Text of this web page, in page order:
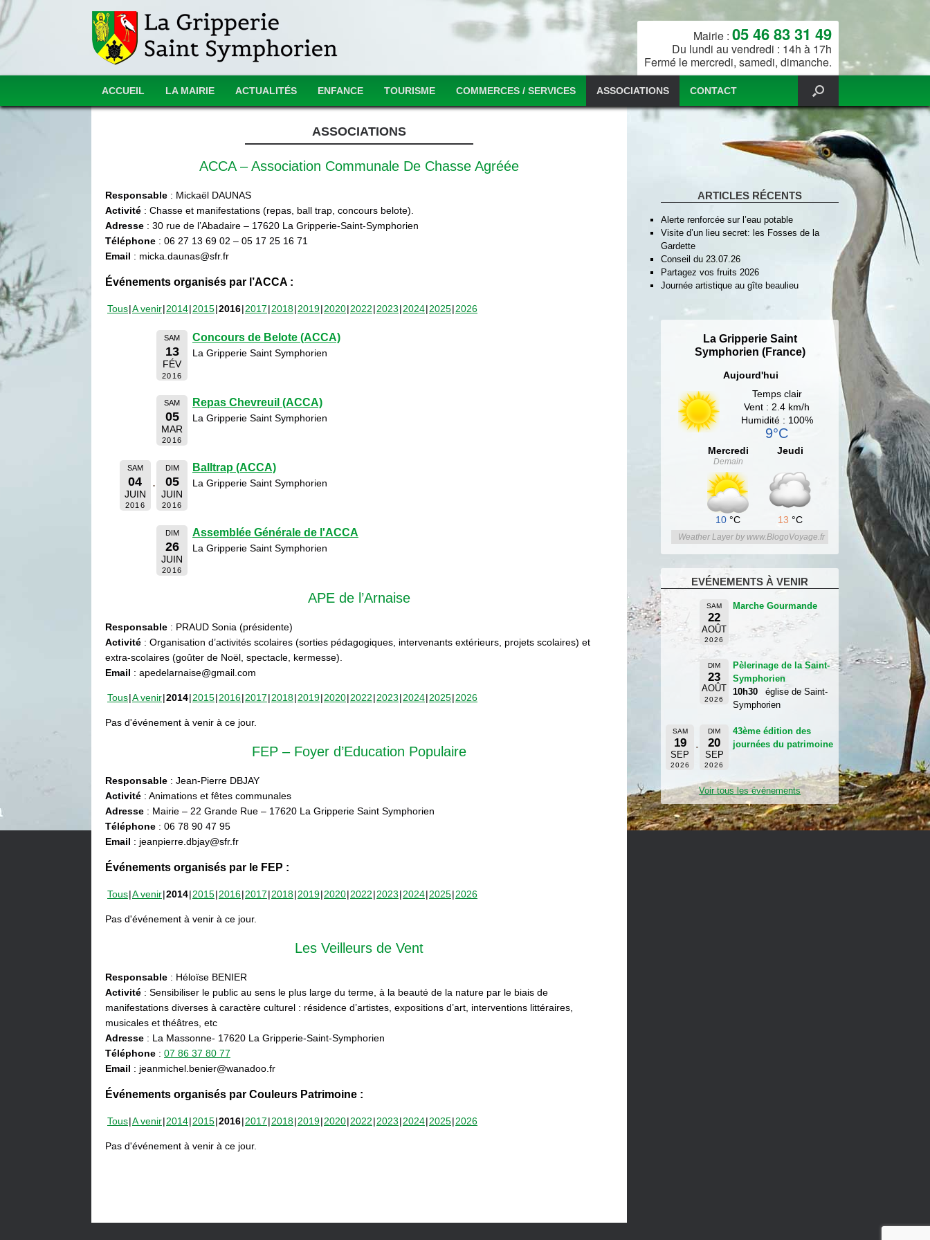
Mairie : 05 46 83 31 49
Du lundi au vendredi : 14h à 17h
Fermé le mercredi, samedi, dimanche.
ACCUEIL LA MAIRIE ACTUALITÉS ENFANCE TOURISME COMMERCES / SERVICES ASSOCIATIONS CONTACT
ASSOCIATIONS
ACCA – Association Communale De Chasse Agréée
Responsable : Mickaël DAUNAS
Activité : Chasse et manifestations (repas, ball trap, concours belote).
Adresse : 30 rue de l’Abadaire – 17620 La Gripperie-Saint-Symphorien
Téléphone : 06 27 13 69 02 – 05 17 25 16 71
Email : micka.daunas@sfr.fr
Événements organisés par l’ACCA :
Tous A venir 2014 2015 2016 2017 2018 2019 2020 2022 2023 2024 2025 2026
SAM
13
FÉV
2016
Concours de Belote (ACCA)
La Gripperie Saint Symphorien
SAM
05
MAR
2016
Repas Chevreuil (ACCA)
La Gripperie Saint Symphorien
SAM
04
JUIN
2016
DIM
05
JUIN
2016
Balltrap (ACCA)
La Gripperie Saint Symphorien
DIM
26
JUIN
2016
Assemblée Générale de l'ACCA
La Gripperie Saint Symphorien
APE de l’Arnaise
Responsable : PRAUD Sonia (présidente)
Activité : Organisation d’activités scolaires (sorties pédagogiques, intervenants extérieurs, projets scolaires) et
extra-scolaires (goûter de Noël, spectacle, kermesse).
Email : apedelarnaise@gmail.com
Tous A venir 2014 2015 2016 2017 2018 2019 2020 2022 2023 2024 2025 2026
Pas d'événement à venir à ce jour.
FEP – Foyer d’Education Populaire
Responsable : Jean-Pierre DBJAY
Activité : Animations et fêtes communales
Adresse : Mairie – 22 Grande Rue – 17620 La Gripperie Saint Symphorien
Téléphone : 06 78 90 47 95
Email : jeanpierre.dbjay@sfr.fr
Événements organisés par le FEP :
Tous A venir 2014 2015 2016 2017 2018 2019 2020 2022 2023 2024 2025 2026
Pas d'événement à venir à ce jour.
Les Veilleurs de Vent
Responsable : Héloïse BENIER
Activité : Sensibiliser le public au sens le plus large du terme, à la beauté de la nature par le biais de
manifestations diverses à caractère culturel : résidence d’artistes, expositions d’art, interventions littéraires,
musicales et théâtres, etc
Adresse : La Massonne- 17620 La Gripperie-Saint-Symphorien
Téléphone : 07 86 37 80 77
Email : jeanmichel.benier@wanadoo.fr
Événements organisés par Couleurs Patrimoine :
Tous A venir 2014 2015 2016 2017 2018 2019 2020 2022 2023 2024 2025 2026
Pas d'événement à venir à ce jour.
ARTICLES RÉCENTS
Alerte renforcée sur l’eau potable
Visite d’un lieu secret: les Fosses de la
Gardette
Conseil du 23.07.26
Partagez vos fruits 2026
Journée artistique au gîte beaulieu
La Gripperie Saint
Symphorien (France)
Aujourd'hui
Temps clair
Vent : 2.4 km/h
Humidité : 100%
9°C
Mercredi
Demain
10 °C
Jeudi
13 °C
Weather Layer by www.BlogoVoyage.fr
EVÉNEMENTS À VENIR
SAM
22
AOÛT
2026
Marche Gourmande
DIM
23
AOÛT
2026
Pèlerinage de la Saint-
Symphorien
10h30
église de Saint-
Symphorien
SAM
19
SEP
2026
DIM
20
SEP
2026
43ème édition des
journées du patrimoine
Voir tous les événements